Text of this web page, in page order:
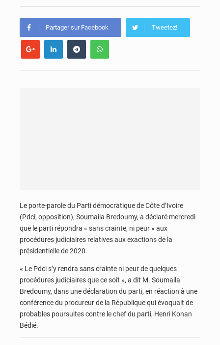
Partager sur Facebook Tweetez!
Le porte-parole du Parti démocratique de Côte d’Ivoire
(Pdci, opposition), Soumaila Bredoumy, a déclaré mercredi
que le parti répondra « sans crainte, ni peur » aux
procédures judiciaires relatives aux exactions de la
présidentielle de 2020.
« Le Pdci s’y rendra sans crainte ni peur de quelques
procédures judiciaires que ce soit », a dit M. Soumaila
Bredoumy, dans une déclaration du parti, en réaction à une
conférence du procureur de la République qui évoquait de
probables poursuites contre le chef du parti, Henri Konan
Bédié.